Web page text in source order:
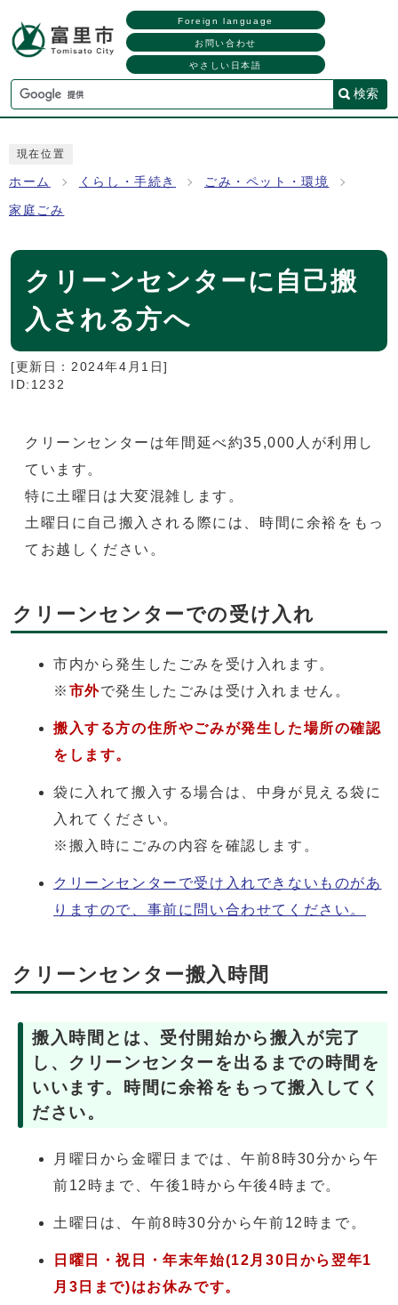
Foreign language
お問い合わせ
やさしい日本語
検索
現在位置
ホーム くらし・手続き ごみ・ペット・環境
家庭ごみ
クリーンセンターに自己搬
入される方へ
[更新日： 2024年4月1日]
ID:1232
クリーンセンターは年間延べ約35,000人が利用し
ています。
特に土曜日は大変混雑します。
土曜日に自己搬入される際には、時間に余裕をもっ
てお越しください。
クリーンセンターでの受け入れ
市内から発生したごみを受け入れます。
※ 市外で発生したごみは受け入れません。
搬入する方の住所やごみが発生した場所の確認
をします。
袋に入れて搬入する場合は、中身が見える袋に
入れてください。
※搬入時にごみの内容を確認します。
クリーンセンターで受け入れできないものがあ
りますので、事前に問い合わせてください。
クリーンセンター搬入時間
搬入時間とは、受付開始から搬入が完了
し、クリーンセンターを出るまでの時間を
いいます。時間に余裕をもって搬入してく
ださい。
月曜日から金曜日までは、午前8時30分から午
前12時まで、午後1時から午後4時まで。
土曜日は、午前8時30分から午前12時まで。
日曜日・祝日・年末年始(12月30日から翌年1
月3日まで)はお休みです。